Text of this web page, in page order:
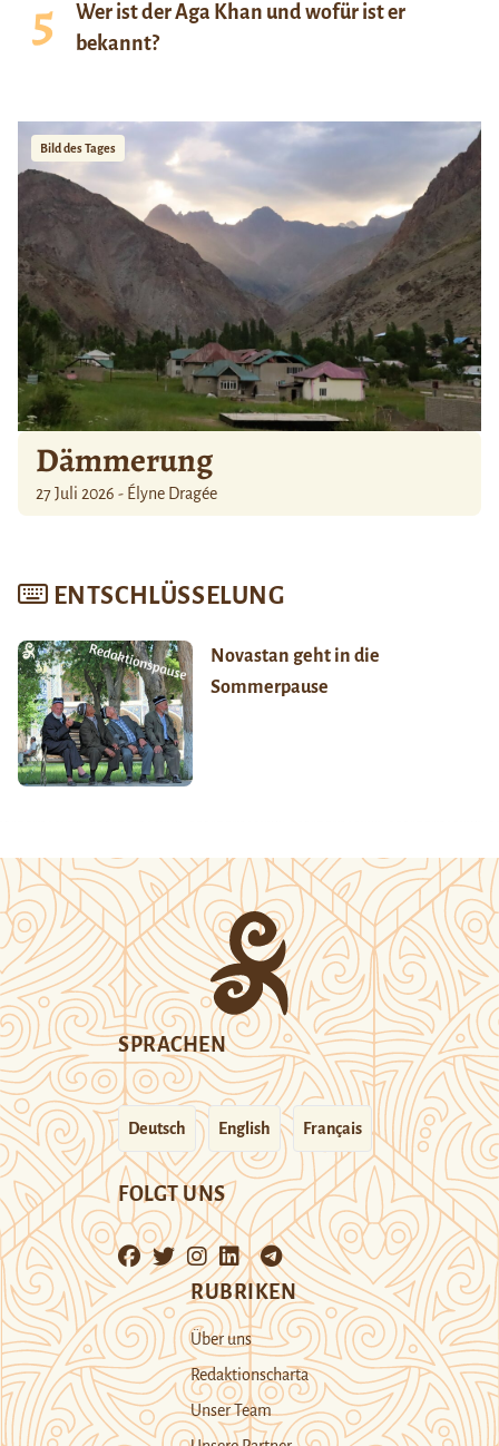
Wer ist der Aga Khan und wofür ist er
bekannt?
Bild des Tages
Dämmerung
27 Juli 2026 - Élyne Dragée
ENTSCHLÜSSELUNG
Novastan geht in die
Sommerpause
SPRACHEN
Deutsch English Français
FOLGT UNS
RUBRIKEN
Über uns
Redaktionscharta
Unser Team